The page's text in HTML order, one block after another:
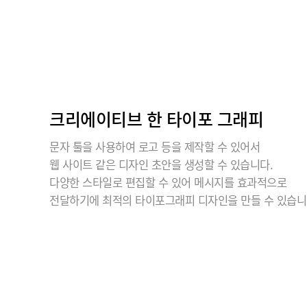
크리에이티브 한 타이포 그래피
문자 툴을 사용하여 로고 등을 제작할 수 있어서
웹 사이트 같은 디자인 초안을 생성할 수 있습니다.
다양한 스타일로 편집할 수 있어 메시지를 효과적으로
전달하기에 최적의 타이포그래피 디자인을 만들 수 있습